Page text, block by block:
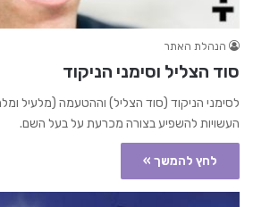
הנהלת האתר
סוד הצליל וסימני הניקוד
לסימני הניקוד (סוד הצליל) וההטעמה (מלעיל
העשויות להשפיע בצורה מכרעת על בעל השם.
לחץ להמשך »